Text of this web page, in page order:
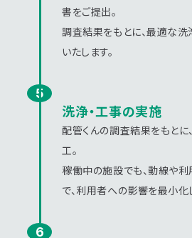
書をご提出。
調査結果をもとに、最適な洗
いたします。
洗浄・工事の実施
配管くんの調査結果をもと
工。
稼働中の施設でも、動線や
で、利用者への影響を最小化